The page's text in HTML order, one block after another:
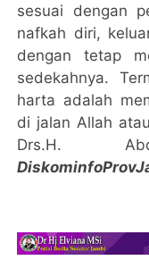
sesuai dengan
nafkah diri,
dengan tetap
sedekahnya.
harta adalah
di jalan Allah
Drs.H.